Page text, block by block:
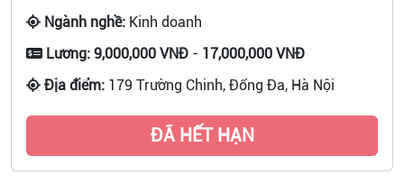
Ngành nghề: Kinh doanh
Lương: 9,000,000 VNĐ - 17,000,000 VNĐ
Địa điểm: 179 Trường Chinh, Đống Đa, Hà Nội
ĐÃ HẾT HẠN